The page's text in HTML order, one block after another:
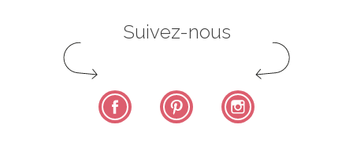
Suivez-nous
Facebook Pinterest